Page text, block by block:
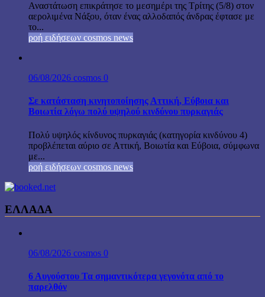
Αναστάτωση επικράτησε το μεσημέρι της Τρίτης (5/8) στον
αερολιμένα Νάξου, όταν ένας αλλοδαπός άνδρας έφτασε με
το...
ροή ειδήσεων cosmos news
06/08/2026 cosmos 0
Σε κατάσταση κινητοποίησης Αττική, Εύβοια και
Βοιωτία λόγω πολύ υψηλού κινδύνου πυρκαγιάς
Πολύ υψηλός κίνδυνος πυρκαγιάς (κατηγορία κινδύνου 4)
προβλέπεται αύριο σε Αττική, Βοιωτία και Εύβοια, σύμφωνα
με...
ροή ειδήσεων cosmos news
ΕΛΛΑΔΑ
06/08/2026 cosmos 0
6 Αυγούστου Τα σημαντικότερα γεγονότα από το
παρελθόν